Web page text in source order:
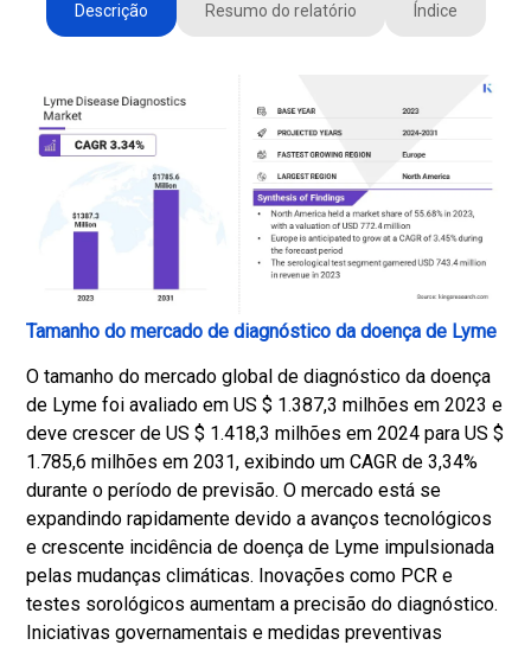
Descrição Resumo do relatório Índice
Tamanho do mercado de diagnóstico da doença de Lyme
O tamanho do mercado global de diagnóstico da doença
de Lyme foi avaliado em US $ 1.387,3 milhões em 2023 e
deve crescer de US $ 1.418,3 milhões em 2024 para US $
1.785,6 milhões em 2031, exibindo um CAGR de 3,34%
durante o período de previsão. O mercado está se
expandindo rapidamente devido a avanços tecnológicos
e crescente incidência de doença de Lyme impulsionada
pelas mudanças climáticas. Inovações como PCR e
testes sorológicos aumentam a precisão do diagnóstico.
Iniciativas governamentais e medidas preventivas